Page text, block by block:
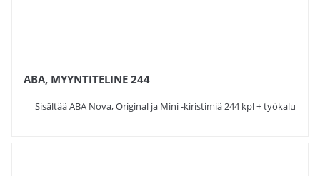
ABA, MYYNTITELINE 244
Sisältää ABA Nova, Original ja Mini -kiristimiä 244 kpl + työkalu